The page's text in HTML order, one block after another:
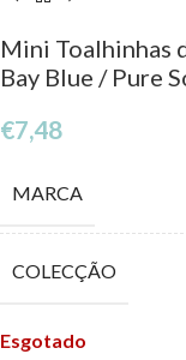
Mini Toalhinhas
Bay Blue / Pure
€7,48
MARCA
COLECÇÃO
Esgotado